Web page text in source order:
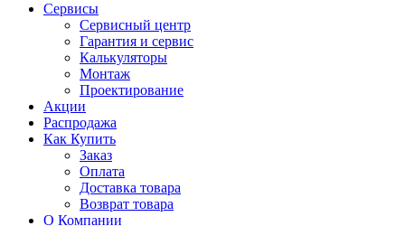
Сервисы
Сервисный центр
Гарантия и сервис
Калькуляторы
Монтаж
Проектирование
Акции
Распродажа
Как Купить
Заказ
Оплата
Доставка товара
Возврат товара
О Компании